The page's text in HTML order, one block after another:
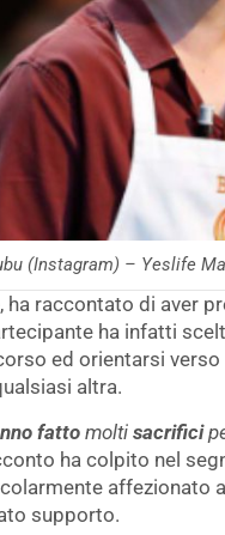
(Instagram) – Yeslife
raccontato di aver
ha infatti
ed orientarsi verso
altra.
fatto molti sacrifici
ha colpito nel
affezionato
supporto.